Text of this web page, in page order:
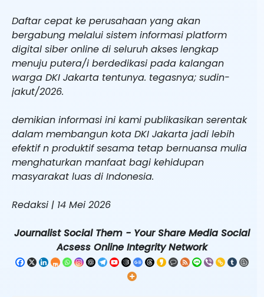
Daftar cepat ke perusahaan yang akan
bergabung melalui sistem informasi platform
digital siber online di seluruh akses lengkap
menuju putera/i berdedikasi pada kalangan
warga DKI Jakarta tentunya. tegasnya; sudin-
jakut/2026.
demikian informasi ini kami publikasikan serentak
dalam membangun kota DKI Jakarta jadi lebih
efektif n produktif sesama tetap bernuansa mulia
menghaturkan manfaat bagi kehidupan
masyarakat luas di Indonesia.
Redaksi | 14 Mei 2026
Journalist Social Them - Your Share Media Social
Acsess Online Integrity Network